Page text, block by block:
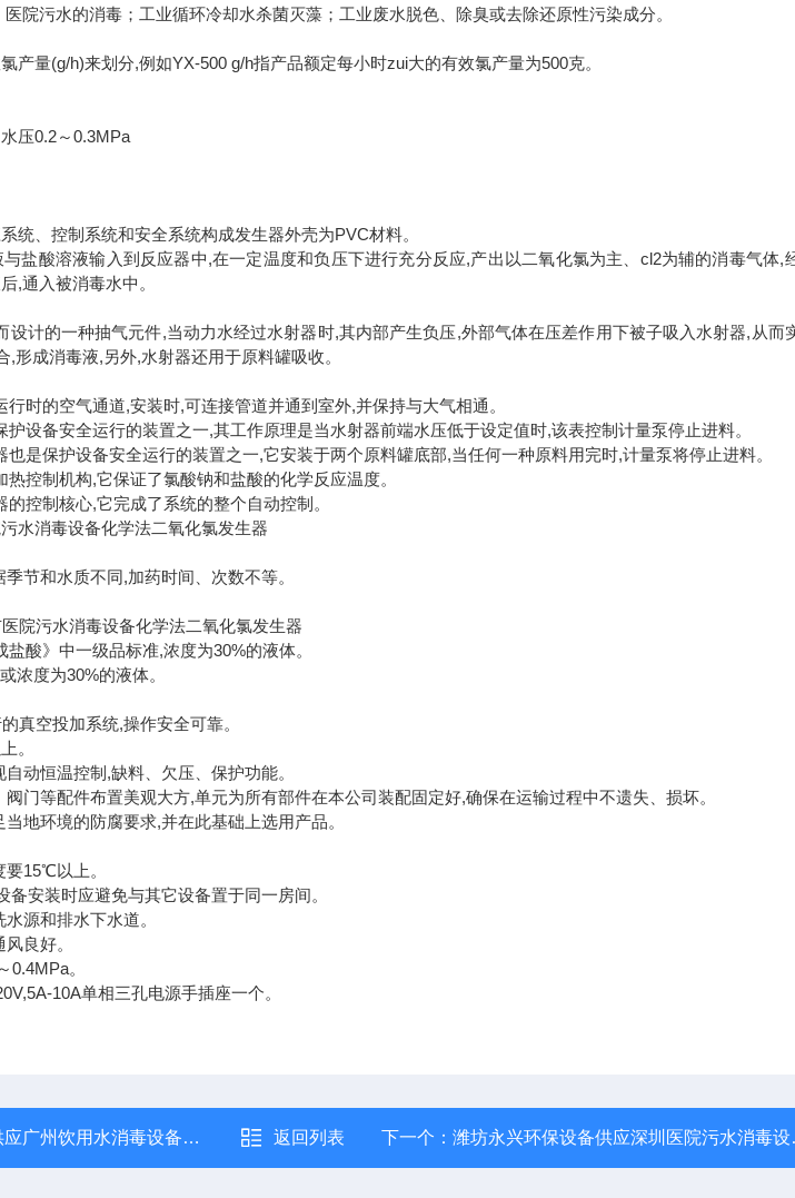
院污水的消毒；工业循环冷却水杀菌灭藻；工业废水脱色、除臭或去除还原性污染成分。
产量(g/h)来划分,例如YX-500 g/h指产品额定每小时zui大的有效氯产量为500克。
压0.2～0.3MPa
统、控制系统和安全系统构成发生器外壳为PVC材料。
盐酸溶液输入到反应器中,在一定温度和负压下进行充分反应,产出以二氧化氯为主、cl2为辅的消毒气体,
,通入被消毒水中。
设计的一种抽气元件,当动力水经过水射器时,其内部产生负压,外部气体在压差作用下被子吸入水射器,从而
形成消毒液,另外,水射器还用于原料罐吸收。
时的空气通道,安装时,可连接管道并通到室外,并保持与大气相通。
设备安全运行的装置之一,其工作原理是当水射器前端水压低于设定值时,该表控制计量泵停止进料。
是保护设备安全运行的装置之一,它安装于两个原料罐底部,当任何一种原料用完时,计量泵将停止进料。
控制机构,它保证了氯酸钠和盐酸的化学反应温度。
控制核心,它完成了系统的整个自动控制。
水消毒设备化学法二氧化氯发生器
节和水质不同,加药时间、次数不等。
院污水消毒设备化学法二氧化氯发生器
酸》中一级品标准,浓度为30%的液体。
浓度为30%的液体。
真空投加系统,操作安全可靠。
。
动恒温控制,缺料、欠压、保护功能。
门等配件布置美观大方,单元为所有部件在本公司装配固定好,确保在运输过程中不遗失、损坏。
地环境的防腐要求,并在此基础上选用产品。
15℃以上。
安装时应避免与其它设备置于同一房间。
源和排水下水道。
良好。
0.4MPa。
10A单相三孔电源手插座一个。
水消毒设备化学法二氧化氯发生器 返回列表 下一个：潍坊永兴环保设备供应深圳医院污水消毒设备化学法二氧化氯发生器